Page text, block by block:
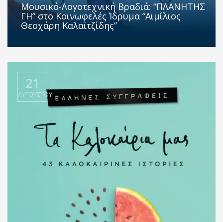
Μουσικό-Λογοτεχνική Βραδιά: “ΠΛΑΝΗΤΗΣ
ΓΗ” στο Κοινωφελές Ίδρυμα “Αιμίλιος
Θεοχάρη Καλαϊτζίδης”
21
ΑΥΓΟΎΣΤΟΥ